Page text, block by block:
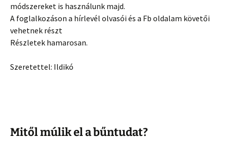
módszereket is használunk majd.
A foglalkozáson a hírlevél olvasói és a Fb oldalam követői
vehetnek részt
Részletek hamarosan.
Szeretettel: Ildikó
Mitől múlik el a bűntudat?